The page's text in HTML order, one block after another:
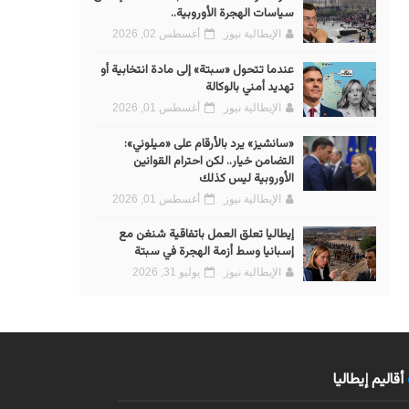
سياسات الهجرة الأوروبية..
الإيطالية نيوز أغسطس 02, 2026
عندما تتحول «سبتة» إلى مادة انتخابية أو
تهديد أمني بالوكالة
الإيطالية نيوز أغسطس 01, 2026
«سانشيز» يرد بالأرقام على «ميلوني»:
التضامن خيار.. لكن احترام القوانين
الأوروبية ليس كذلك
الإيطالية نيوز أغسطس 01, 2026
إيطاليا تعلق العمل باتفاقية شنغن مع
إسبانيا وسط أزمة الهجرة في سبتة
الإيطالية نيوز يوليو 31, 2026
أقاليم إيطاليا